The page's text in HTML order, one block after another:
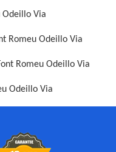
Odeillo Via
Romeu Odeillo Via
Romeu Odeillo Via
Odeillo Via